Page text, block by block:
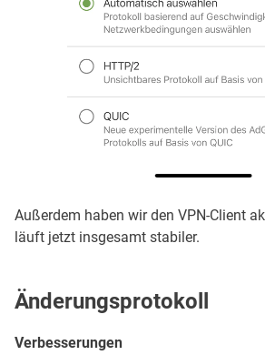
Außerdem haben wir den VPN-Client
läuft jetzt insgesamt stabiler.
Änderungsprotokoll
Verbesserungen